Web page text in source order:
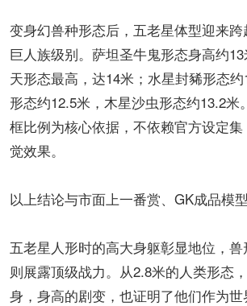
变身幻兽种形态后，五老星体型迎来
巨人族级别。萨坦圣牛鬼形态身高约
天形态最高，达14米；水星封豨形态
形态约12.5米，木星沙虫形态约13.2米
框比例为核心依据，不依赖官方设定
觉效果。
以上结论与市面上一番赏、GK成品模
五老星人形时的高大身躯彰显地位，
则展露顶级战力。从2.8米的人类形态
身，身高的剧变，也证明了他们作为